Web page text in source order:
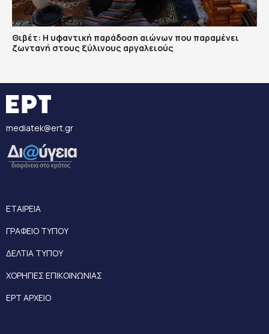
Θιβέτ: Η υφαντική παράδοση αιώνων που παραμένει
ζωντανή στους ξύλινους αργαλειούς
mediatek@ert.gr
ΕΤΑΙΡΕΙΑ
ΓΡΑΦΕΙΟ ΤΥΠΟΥ
ΔΕΛΤΙΑ ΤΥΠΟΥ
ΧΟΡΗΓΙΕΣ ΕΠΙΚΟΙΝΩΝΙΑΣ
ΕΡΤ ΑΡΧΕΙΟ